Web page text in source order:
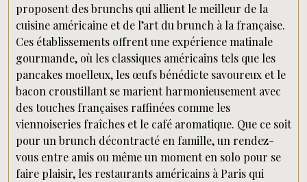
proposent des brunchs qui allient le meilleur de la
cuisine américaine et de l’art du brunch à la française.
Ces établissements offrent une expérience matinale
gourmande, où les classiques américains tels que les
pancakes moelleux, les œufs bénédicte savoureux et le
bacon croustillant se marient harmonieusement avec
des touches françaises raffinées comme les
viennoiseries fraîches et le café aromatique. Que ce soit
pour un brunch décontracté en famille, un rendez-
vous entre amis ou même un moment en solo pour se
faire plaisir, les restaurants américains à Paris qui